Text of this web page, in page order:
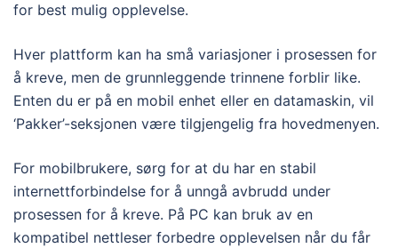
for best mulig opplevelse.
Hver plattform kan ha små variasjoner i prosessen for
å kreve, men de grunnleggende trinnene forblir like.
Enten du er på en mobil enhet eller en datamaskin, vil
‘Pakker’-seksjonen være tilgjengelig fra hovedmenyen.
For mobilbrukere, sørg for at du har en stabil
internettforbindelse for å unngå avbrudd under
prosessen for å kreve. På PC kan bruk av en
kompatibel nettleser forbedre opplevelsen når du får